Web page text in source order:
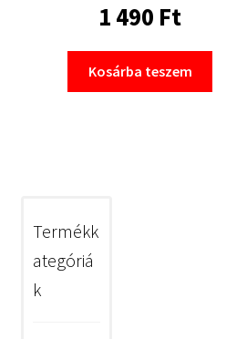
1 490 Ft
Kosárba teszem
Termékk
ategóriá
k